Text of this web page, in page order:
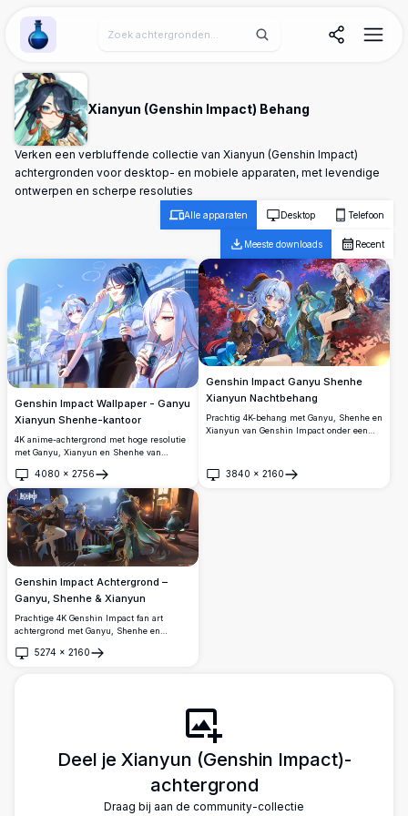
Wallpaper Alchemy
Xianyun (Genshin Impact) Behang
Verken een verbluffende collectie van Xianyun (Genshin Impact)
achtergronden voor desktop- en mobiele apparaten, met levendige
ontwerpen en scherpe resoluties
Alle apparaten Desktop Telefoon
Meeste downloads Recent
Genshin Impact Wallpaper - Ganyu
Xianyun Shenhe-kantoor
4K anime-achtergrond met hoge resolutie
met Ganyu, Xianyun en Shenhe van
kantoorkleding, genietend van ijskoude
drankjes op een zonnig dak met een
prachtige skyline van de stad op de
achtergrond.
4080 × 2756
Openen
Genshin Impact Ganyu Shenhe
Xianyun Nachtbehang
Prachtig 4K-behang met Ganyu, Shenhe en
Xianyun van Genshin Impact onder een
lantaarns in een prachtig gedetailleerde
anime-kunststijl.
3840 × 2160
Openen
Genshin Impact Achtergrond –
Ganyu, Shenhe & Xianyun
Prachtige 4K Genshin Impact fan art
achtergrond met Ganyu, Shenhe en
maanverlicht balkon in Liyue. Prachtig
5274 × 2160
Openen
Deel je Xianyun (Genshin Impact)-
achtergrond
Draag bij aan de community-collectie